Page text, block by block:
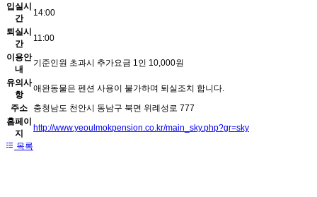
입실시
간
14:00
퇴실시
간
11:00
이용안
내
기준인원 초과시 추가요금 1인 10,000원
유의사
항
애완동물은 펜션 사용이 불가하며 퇴실조치 합니다.
주소
충청남도 천안시 동남구 북면 위례성로 777
홈페이
지
http://www.yeoulmokpension.co.kr/main_sky.php?gr=sky
목록